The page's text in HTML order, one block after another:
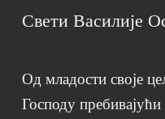
Свети Василије
Од младости своје
Господу